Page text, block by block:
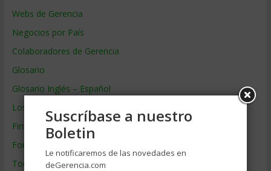
Webs de Gerencia
Negocios por País
Colaboradores de Gerencia
Glosario
Glosario Inglés – Español
Los mejores MBA
Firmas de Gerencia
Formación de Gerencia
Todos los Temas
Suscríbase a nuestro
Boletin
Le notificaremos de las novedades en
deGerencia.com